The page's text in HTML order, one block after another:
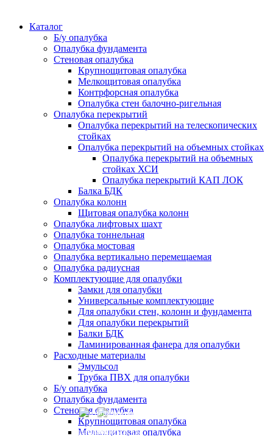
Каталог
Б/у опалубка
Опалубка фундамента
Стеновая опалубка
Крупнощитовая опалубка
Мелкощитовая опалубка
Контрфорсная опалубка
Опалубка стен балочно-ригельная
Опалубка перекрытий
Опалубка перекрытий на телескопических
стойках
Опалубка перекрытий на объемных стойках
Опалубка перекрытий на объемных
стойках ХСИ
Опалубка перекрытий КАП ЛОК
Балка БДК
Опалубка колонн
Щитовая опалубка колонн
Опалубка лифтовых шахт
Опалубка тоннельная
Опалубка мостовая
Опалубка вертикально перемещаемая
Опалубка радиусная
Комплектующие для опалубки
Замки для опалубки
Универсальные комплектующие
Для опалубки стен, колонн и фундамента
Для опалубки перекрытий
Балки БДК
Ламинированная фанера для опалубки
Расходные материалы
Эмульсол
Трубка ПВХ для опалубки
Б/у опалубка
Опалубка фундамента
Стеновая опалубка
Крупнощитовая опалубка
Мелкощитовая опалубка
б/у опалубка
в наличии
продажа